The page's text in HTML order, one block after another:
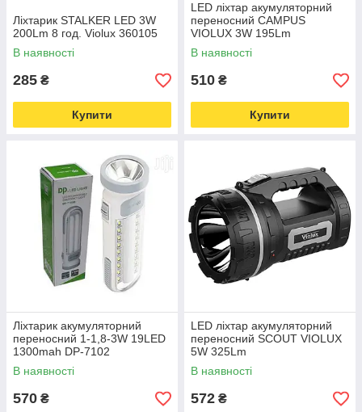
Ліхтарик STALKER LED 3W
200Lm 8 год. Violux 360105
В наявності
285 ₴
Купити
LED ліхтар акумуляторний
переносний CAMPUS
VIOLUX 3W 195Lm
В наявності
510 ₴
Купити
Ліхтарик акумуляторний
переносний 1-1,8-3W 19LED
1300mah DP-7102
В наявності
570 ₴
LED ліхтар акумуляторний
переносний SCOUT VIOLUX
5W 325Lm
В наявності
572 ₴